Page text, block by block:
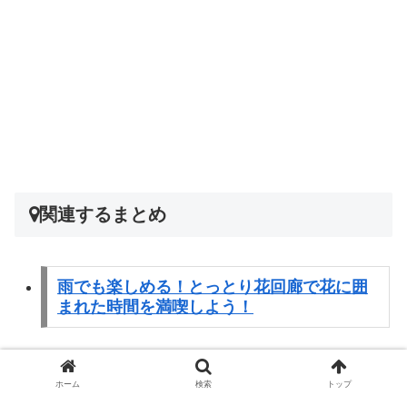
関連するまとめ
雨でも楽しめる！とっとり花回廊で花に囲
まれた時間を満喫しよう！
鳥取県の名峰大山のふもとに位置する「とっとり花
回廊」は四季折々の花があふれる日本最大級のフラ
ホーム 検索 トップ